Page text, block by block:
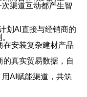
渠道互动都产生智
划AI直接与经销商的
在安装复杂建材产品
的真实贸易数据，自
AI赋能渠道，共筑